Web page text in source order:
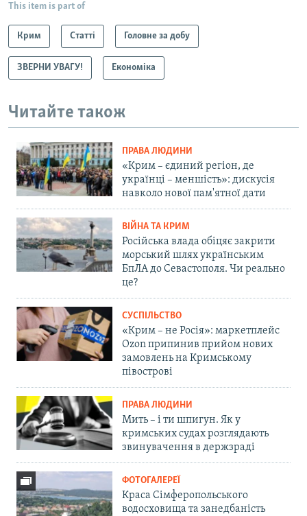
This item is part of
Крим Статті Головне за добу
ЗВЕРНИ УВАГУ! Економіка
Читайте також
ПРАВА ЛЮДИНИ
«Крим – єдиний регіон, де
українці – меншість»: дискусія
навколо нової пам'ятної дати
ВІЙНА ТА КРИМ
Російська влада обіцяє закрити
морський шлях українським
БпЛА до Севастополя. Чи реально
це?
СУСПІЛЬСТВО
«Крим – не Росія»: маркетплейс
Ozon припинив прийом нових
замовлень на Кримському
півострові
ПРАВА ЛЮДИНИ
Мить – і ти шпигун. Як у
кримських судах розглядають
звинувачення в держзраді
ФОТОГАЛЕРЕЇ
Краса Сімферопольського
водосховища та занедбаність